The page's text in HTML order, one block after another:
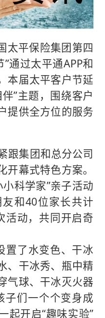
太平保险集团第四
”通过太平通APP和
本届太平客户节延
”主题，围绕客户
提供全方位的服务
跟集团和总分公司
幕式特色方案。
科学家”亲子活动
和40位家长共计
活动，共同开启奇
置了水变色、干冰
、干冰秀、瓶中精
气球、干冰灭火器
子们一个个变身成
起开启“趣味实验”